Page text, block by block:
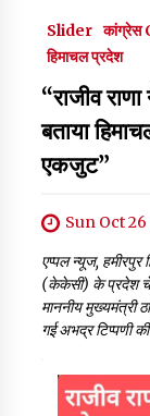
Slider
हिमाचल प्रदेश
“राजीव
बताया
एकजुट”
Sun Oct 26
एप्पल न्यूज, हमीरपुर
(केकेसी) के प्रदेश
माननीय मुख्यमंत्री
गई अभद्र टिप्पणी